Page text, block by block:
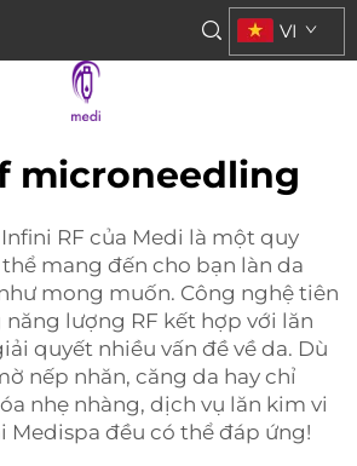
VI
microneedling
RF của Medi là một quy
mang đến cho bạn làn da
mong muốn. Công nghệ tiên
lượng RF kết hợp với lăn
quyết nhiều vấn đề về da. Dù
nếp nhăn, căng da hay chỉ
nhẹ nhàng, dịch vụ lăn kim vi
Medispa đều có thể đáp ứng!